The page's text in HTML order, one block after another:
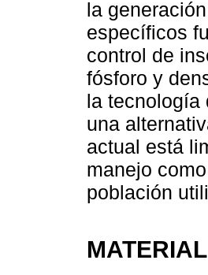
la
específicos
control de
fósforo y
la tecnología
una
actual está
manejo
población